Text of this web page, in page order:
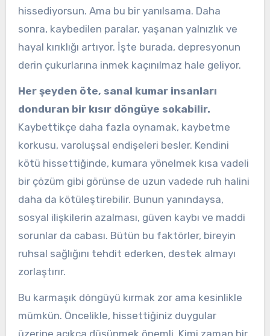
hissediyorsun. Ama bu bir yanılsama. Daha
sonra, kaybedilen paralar, yaşanan yalnızlık ve
hayal kırıklığı artıyor. İşte burada, depresyonun
derin çukurlarına inmek kaçınılmaz hale geliyor.
Her şeyden öte, sanal kumar insanları
donduran bir kısır döngüye sokabilir.
Kaybettikçe daha fazla oynamak, kaybetme
korkusu, varoluşsal endişeleri besler. Kendini
kötü hissettiğinde, kumara yönelmek kısa vadeli
bir çözüm gibi görünse de uzun vadede ruh halini
daha da kötüleştirebilir. Bunun yanındaysa,
sosyal ilişkilerin azalması, güven kaybı ve maddi
sorunlar da cabası. Bütün bu faktörler, bireyin
ruhsal sağlığını tehdit ederken, destek almayı
zorlaştırır.
Bu karmaşık döngüyü kırmak zor ama kesinlikle
mümkün. Öncelikle, hissettiğiniz duygular
üzerine açıkça düşünmek önemli. Kimi zaman bir